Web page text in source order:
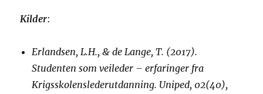
Kilder:
Erlandsen, L.H., & de Lange, T. (2017).
Studenten som veileder – erfaringer fra
Krigsskolenslederutdanning. Uniped, 02(40),